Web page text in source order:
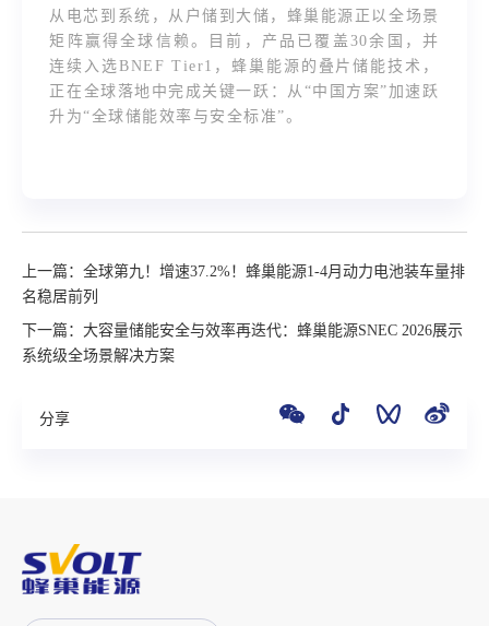
从电芯到系统，从户储到大储，蜂巢能源正以全场景
矩阵赢得全球信赖。目前，产品已覆盖30余国，并
连续入选BNEF Tier1，蜂巢能源的叠片储能技术，
正在全球落地中完成关键一跃：从“中国方案”加速跃
升为“全球储能效率与安全标准”。
上一篇：全球第九！增速37.2%！蜂巢能源1-4月动力电池装车量排
名稳居前列
下一篇：大容量储能安全与效率再迭代：蜂巢能源SNEC 2026展示
系统级全场景解决方案
分享